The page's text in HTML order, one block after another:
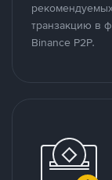
транзакцию в
Binance P2P.